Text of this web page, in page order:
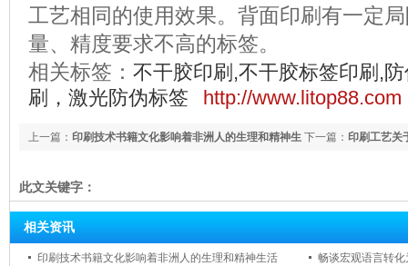
工艺相同的使用效果。背面印刷有一定
量、精度要求不高的标签。
相关标签： 不干胶印刷,不干胶标签印刷,
刷，激光防伪标签 http://www.litop88.com
下一篇： 印刷工艺关
上一篇： 印刷技术书籍文化影响着非洲人的生理和精神生
此文关键字：
相关资讯
印刷技术书籍文化影响着非洲人的生理和精神生活
畅谈宏观语言转